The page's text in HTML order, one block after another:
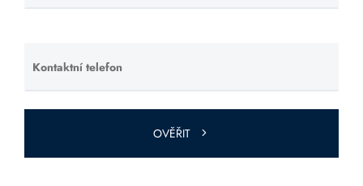
toto pole
Kontaktní telefon
Ponechte
toto pole
prázdné.
OVĚŘIT